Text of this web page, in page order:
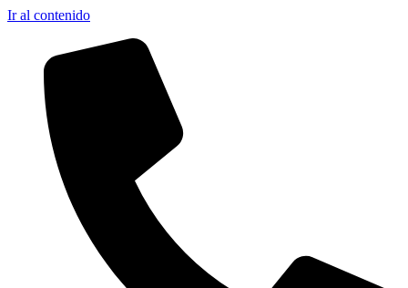
Ir al contenido